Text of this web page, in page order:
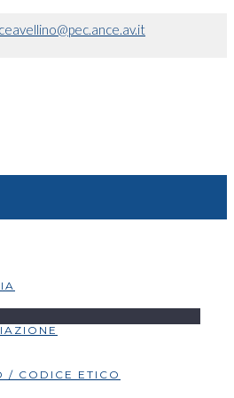
/ CODICE ETICO